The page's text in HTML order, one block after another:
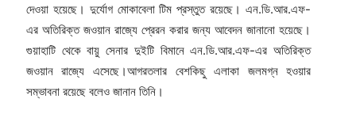
দেওয়া হয়েছে। দুর্যোগ মোকাবেলা টিম প্রস্তুত রয়েছে। এন.ডি.আর.এফ-
এর অতিরিক্ত জওয়ান রাজ্যে প্রেরন করার জন্য আবেদন জানানো হয়েছে।
গুয়াহাটি থেকে বায়ু সেনার দুইটি বিমানে এন.ডি.আর.এফ-এর অতিরিক্ত
জওয়ান রাজ্যে এসেছে।আগরতলার বেশকিছু এলাকা জলমগ্ন হওয়ার
সম্ভাবনা রয়েছে বলেও জানান তিনি।